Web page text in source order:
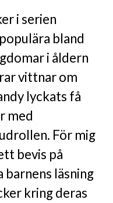
i serien
bland
i åldern
vittnar om
lyckats få
med
För mig
bevis på
barnens läsning
kring deras